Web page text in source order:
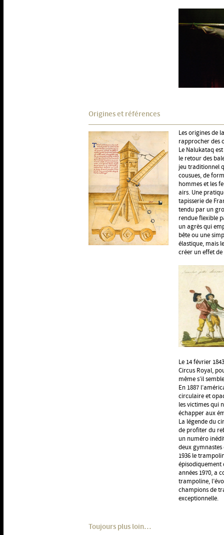
Origines et références
Les origines de
rapprocher des
Le Nalukataq
le retour des
jeu traditionnel
cousues, de
hommes et les
airs. Une
tapisserie de
tendu par un
rendue flexible
un agrès qui
bête ou une
élastique, mais
créer un effet
Le 14 février
Circus Royal,
même s’il
En 1887
circulaire et
les victimes qui
échapper aux
La légende du
de profiter du
un numéro
deux
1936 le
épisodiquement
années 1970, a
trampoline,
champions de
exceptionnelle.
Toujours plus loin…